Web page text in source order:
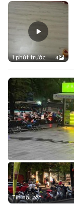
1 phút trước 4
Tin nổi bật